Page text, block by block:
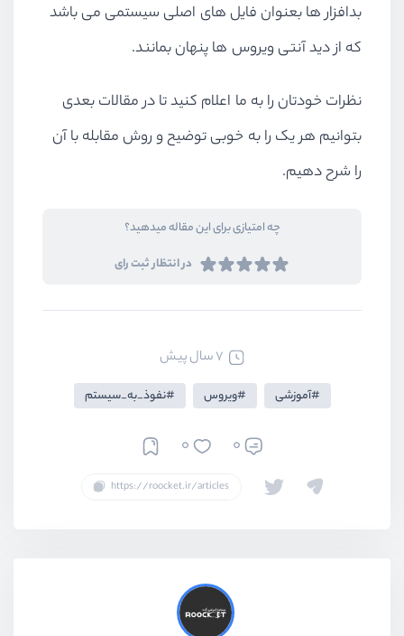
بدافزار ها بعنوان فایل های اصلی سیستمی می باشد
که از دید آنتی ویروس ها پنهان بمانند.
نظرات خودتان را به ما اعلام کنید تا در مقالات بعدی
بتوانیم هر یک را به خوبی توضیح و روش مقابله با آن
را شرح دهیم.
چه امتیازی برای این مقاله میدهید؟
در انتظار ثبت رای
7 سال پیش
آموزشی ویروس نفوذ_به_سیستم
0
0